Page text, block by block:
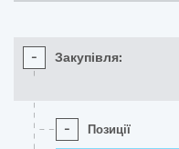
- Закупівля:
- Позиції